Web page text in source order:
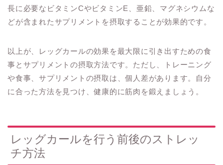
長に必要なビタミンCやビタミンE、亜鉛、マグネシウムな
どが含まれたサプリメントを摂取することが効果的です。
以上が、レッグカールの効果を最大限に引き出すための食
事とサプリメントの摂取方法です。ただし、トレーニング
や食事、サプリメントの摂取は、個人差があります。自分
に合った方法を見つけ、健康的に筋肉を鍛えましょう。
レッグカールを行う前後のストレッ
チ方法